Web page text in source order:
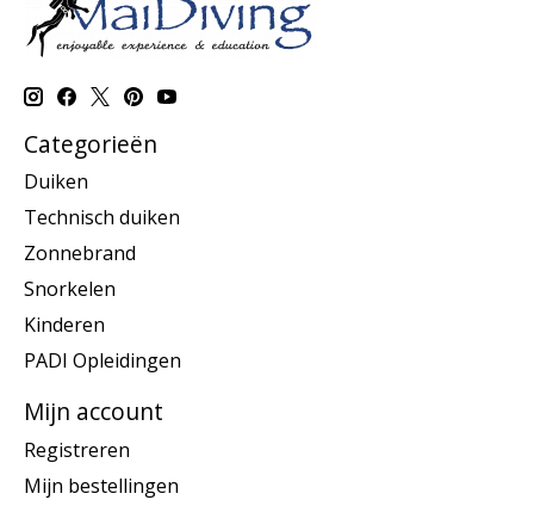
Categorieën
Duiken
Technisch duiken
Zonnebrand
Snorkelen
Kinderen
PADI Opleidingen
Mijn account
Registreren
Mijn bestellingen